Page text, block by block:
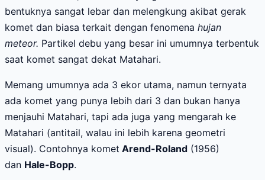
bentuknya sangat lebar dan melengkung akibat gerak
komet dan biasa terkait dengan fenomena hujan
meteor. Partikel debu yang besar ini umumnya terbentuk
saat komet sangat dekat Matahari.
Memang umumnya ada 3 ekor utama, namun ternyata
ada komet yang punya lebih dari 3 dan bukan hanya
menjauhi Matahari, tapi ada juga yang mengarah ke
Matahari (antitail, walau ini lebih karena geometri
visual). Contohnya komet Arend-Roland (1956)
dan Hale-Bopp.